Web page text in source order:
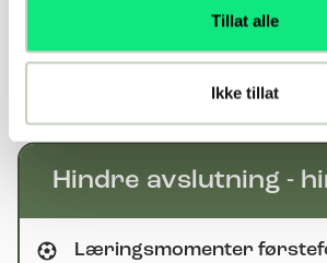
Tillat alle
Ikke tillat
Ferdige økter - Vinne ball,
Hindre avslutning -
Læringsmomenter